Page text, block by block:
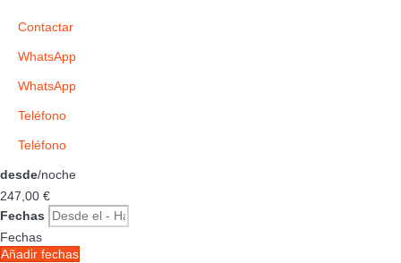
Contactar
WhatsApp
WhatsApp
Teléfono
Teléfono
desde/noche
247, 00 €
Fechas
Fechas
Añadir fechas